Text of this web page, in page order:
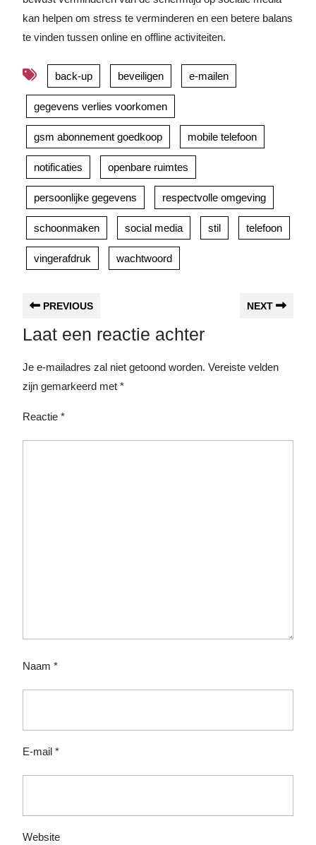
kan helpen om stress te verminderen en een betere balans
te vinden tussen online en offline activiteiten.
back-up beveiligen e-mailen
gegevens verlies voorkomen
gsm abonnement goedkoop mobile telefoon
notificaties openbare ruimtes
persoonlijke gegevens respectvolle omgeving
schoonmaken social media stil telefoon
vingerafdruk wachtwoord
PREVIOUS NEXT
Laat een reactie achter
Je e-mailadres zal niet getoond worden. Vereiste velden
zijn gemarkeerd met *
Reactie *
Naam *
E-mail *
Website